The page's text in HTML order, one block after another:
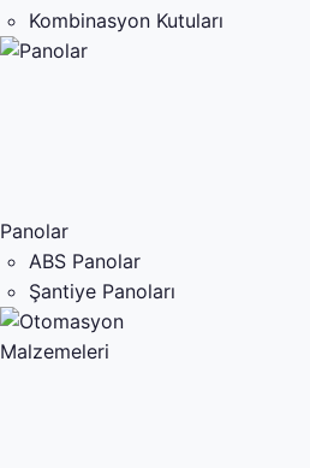
Kombinasyon Kutuları
Panolar
ABS Panolar
Şantiye Panoları